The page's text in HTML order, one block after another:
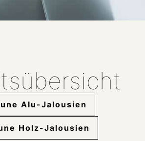
Alu-Jalousien
Holz-Jalousien